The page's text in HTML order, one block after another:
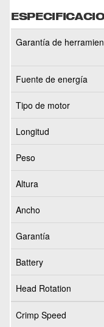
Garantía de
Fuente de energía
Tipo de motor
Longitud
Peso
Altura
Ancho
Garantía
Battery
Head Rotation
Crimp Speed